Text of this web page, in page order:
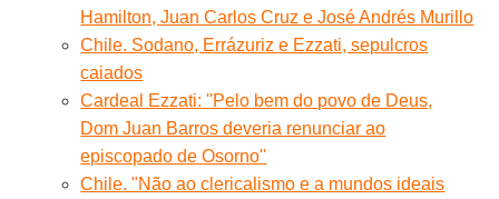
Hamilton, Juan Carlos Cruz e José Andrés Murillo
Chile. Sodano, Errázuriz e Ezzati, sepulcros
caiados
Cardeal Ezzati: ''Pelo bem do povo de Deus,
Dom Juan Barros deveria renunciar ao
episcopado de Osorno''
Chile. "Não ao clericalismo e a mundos ideais